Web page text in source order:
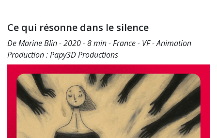
Ce qui résonne dans le silence
De Marine Blin - 2020 - 8 min - France - VF - Animation
Production : Papy3D Productions